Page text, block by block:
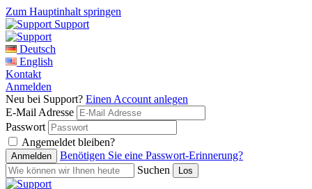
Zum Hauptinhalt springen
Support
Deutsch
English
Kontakt
Anmelden
Neu bei Support? Einen Account anlegen
E-Mail Adresse
Passwort
Angemeldet bleiben?
Benötigen Sie eine Passwort-Erinnerung?
Suchen